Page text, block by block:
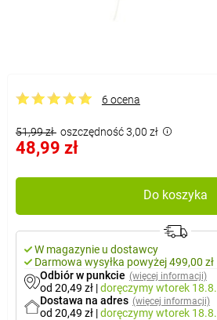
6 ocena
51,99 zł oszczędność 3,00 zł
48,99 zł
Do koszyka
W magazynie u dostawcy
Darmowa wysyłka powyżej 499,00 zł
Odbiór w punkcie (więcej informacji)
od 20,49 zł |doręczymywtorek 18.8.
Dostawa na adres (więcej informacji)
od 20,49 zł |doręczymywtorek 18.8.